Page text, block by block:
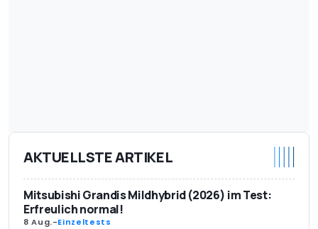
AKTUELLSTE ARTIKEL
Mitsubishi Grandis Mildhybrid (2026) im Test:
Erfreulich normal!
8 Aug.-Einzeltests